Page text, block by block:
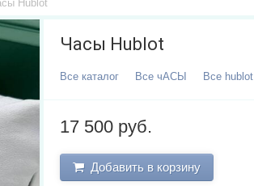
Hublot
Часы Hublot
Все Каталог Все ЧАСЫ Все Hublot
17 500 руб.
Добавить в корзину